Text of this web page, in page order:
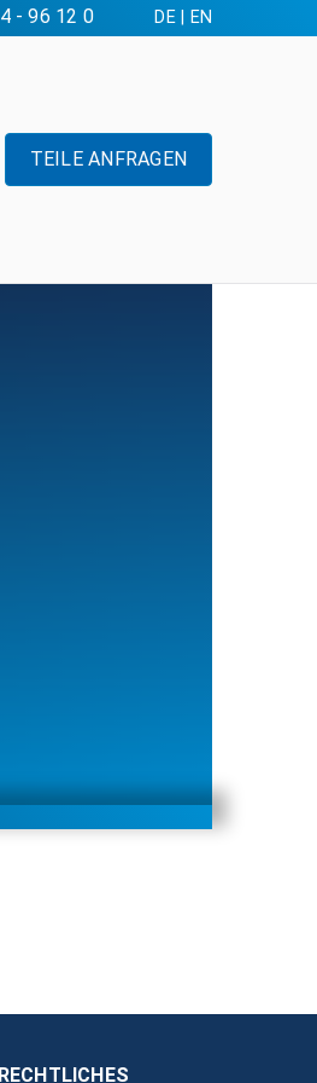
- 96 12 0 DE| EN
TEILE ANFRAGEN
RECHTLICHES